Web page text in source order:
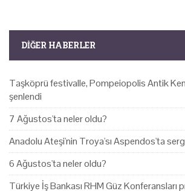
DIĞER HABERLER
Taşköprü festivalle, Pompeiopolis Antik
şenlendi
7 Ağustos'ta neler oldu?
Anadolu Ateşi'nin Troya'sı Aspendos'ta
6 Ağustos'ta neler oldu?
Türkiye İş Bankası RHM Güz Konferansları